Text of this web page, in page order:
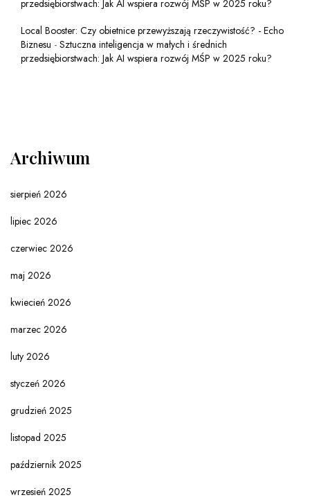
przedsiębiorstwach: Jak AI wspiera rozwój MŚP w 2025 roku?
Local Booster: Czy obietnice przewyższają rzeczywistość? - Echo
Biznesu - Sztuczna inteligencja w małych i średnich
przedsiębiorstwach: Jak AI wspiera rozwój MŚP w 2025 roku?
Archiwum
sierpień 2026
lipiec 2026
czerwiec 2026
maj 2026
kwiecień 2026
marzec 2026
luty 2026
styczeń 2026
grudzień 2025
listopad 2025
październik 2025
wrzesień 2025